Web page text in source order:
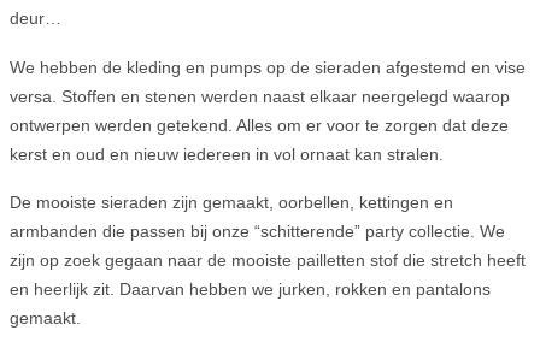
deur…
We hebben de kleding en pumps op de sieraden afgestemd en vise
versa. Stoffen en stenen werden naast elkaar neergelegd waarop
ontwerpen werden getekend. Alles om er voor te zorgen dat deze
kerst en oud en nieuw iedereen in vol ornaat kan stralen.
De mooiste sieraden zijn gemaakt, oorbellen, kettingen en
armbanden die passen bij onze “schitterende” party collectie. We
zijn op zoek gegaan naar de mooiste pailletten stof die stretch heeft
en heerlijk zit. Daarvan hebben we jurken, rokken en pantalons
gemaakt.